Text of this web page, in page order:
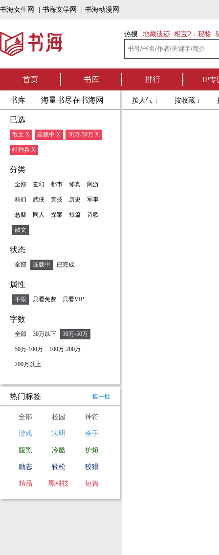
书海女生网 书海文学网 书海动漫网
热搜: 地藏遗迹 相宝2：秘物
首页 书库 排行 IP专
书库——海量书尽在书海网
已选
散文 X 连载中 X 30万-50万 X
特种兵 X
分类
全部 玄幻 都市 修真 网游
科幻 武侠 竞技 历史 军事
悬疑 同人 探案 短篇 诗歌
散文
状态
全部 连载中 已完成
属性
不限 只看免费 只看VIP
字数
全部 30万以下 30万-50万
50万-100万 100万-200万
200万以上
热门标签 换一批
全部 校园 神符
游戏 宋明 杀手
腹黑 冷酷 护短
励志 轻松 狡猾
精品 黑科技 短篇
按人气 ↓ 按收藏 ↓